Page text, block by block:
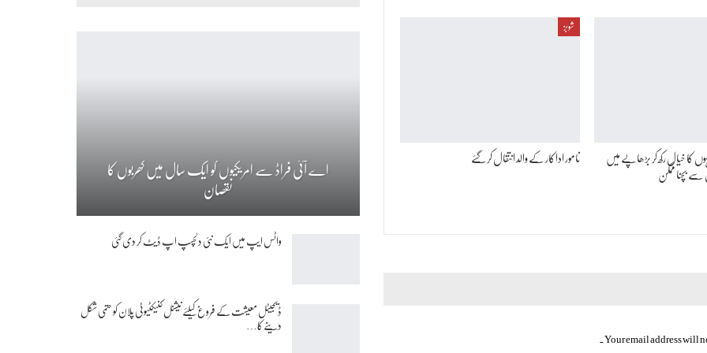
عمر میں 3 چیزوں کا خیال رکھ کر بڑھاپے میں
سے بچنا ممکن
شوبز
نامور اداکار کے والد انتقال کرگئے
Your email address will
اے آئی فراڈ سے امریکیوں کو ایک سال میں کھربوں کا
نقصان
واٹس ایپ میں ایک نئی دلچسپ اپ ڈیٹ کر دی گئی
ڈیجیٹل معیشت کے فروغ کیلئے نیشنل کنیکٹیوٹی پلان کو حتمی شکل
دینے کا…